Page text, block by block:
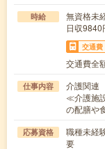
時給
無資格
日収9840
交通費
交通費全
仕事内容
介護関連
≪介護施
の配膳や
応募資格
職種未経
要